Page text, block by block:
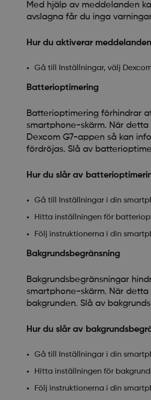
Med hjälp av meddelanden
avslagna får du inga
Hur du aktiverar meddelanden
Gå till Inställningar, välj
Batterioptimering
Batterioptimering förhindrar
smartphone-skärm. När
Dexcom G7-appen så kan
fördröjas. Slå av
Hur du slår av
Gå till Inställningar i din
Hitta inställningen för
Följ instruktionerna i din
Bakgrundsbegränsning
Bakgrundsbegränsningar
smartphone-skärm. När
bakgrunden. Slå av
Hur du slår av
Gå till Inställningar i din
Hitta inställningen för
Följ instruktionerna i din